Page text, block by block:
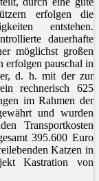
erfolgen die
entstehen.
dauerhafte
möglichst großen
erfolgen pauschal in
d. h. mit der zur
rechnerisch 625
im Rahmen der
und wurden
Transportkosten
395.600 Euro
Katzen in
Kastration von